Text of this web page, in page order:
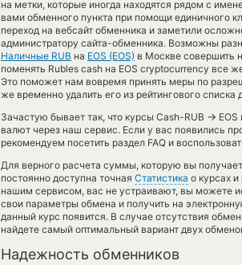
на метки, которые иногда находятся рядом с
вами обменного пункта при помощи единичного
переход на вебсайт обменника и заметили
администратору сайта-обменника. Возможны
Наличные RUB на EOS (EOS) в Москве совершить
поменять Rubles cash на EOS cryptocurrency все
Это поможет нам вовремя принять меры по
же временно удалить его из рейтингового
Зачастую бывает так, что курсы Cash-RUB →
валют через наш сервис. Если у вас появились
рекомендуем посетить раздел FAQ и
Для верного расчета суммы, которую вы
постоянно доступна точная Статистика о курсах
нашим сервисом, вас не устраивают, вы можете
свои параметры обмена и получить на
данный курс появится. В случае отсутствия
найдете самый оптимальный вариант двух
Надежность обменников